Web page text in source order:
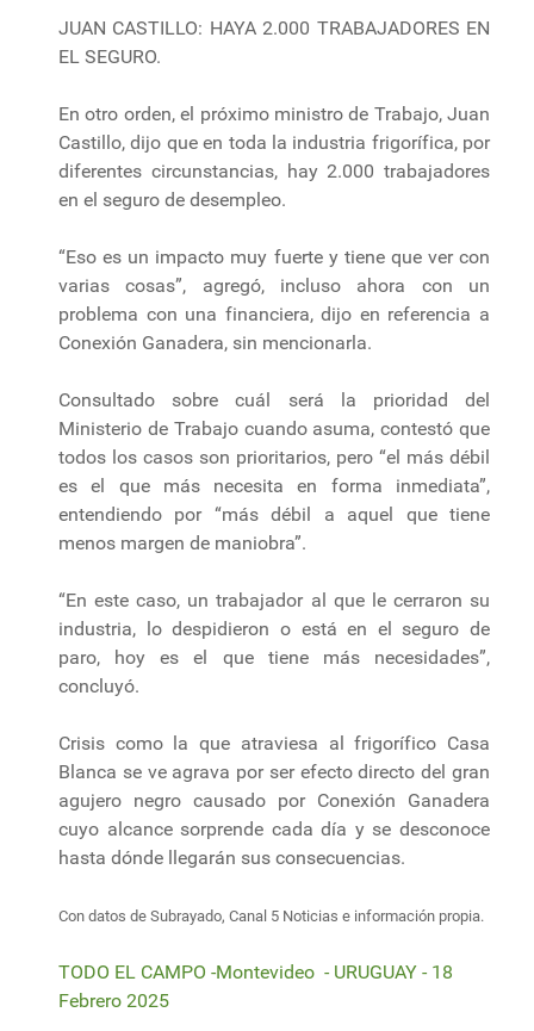
JUAN CASTILLO: HAYA 2.000 TRABAJADORES EN
EL SEGURO.
En otro orden, el próximo ministro de Trabajo, Juan
Castillo, dijo que en toda la industria frigorífica, por
diferentes circunstancias, hay 2.000 trabajadores
en el seguro de desempleo.
“Eso es un impacto muy fuerte y tiene que ver con
varias cosas”, agregó, incluso ahora con un
problema con una financiera, dijo en referencia a
Conexión Ganadera, sin mencionarla.
Consultado sobre cuál será la prioridad del
Ministerio de Trabajo cuando asuma, contestó que
todos los casos son prioritarios, pero “el más débil
es el que más necesita en forma inmediata”,
entendiendo por “más débil a aquel que tiene
menos margen de maniobra”.
“En este caso, un trabajador al que le cerraron su
industria, lo despidieron o está en el seguro de
paro, hoy es el que tiene más necesidades”,
concluyó.
Crisis como la que atraviesa al frigorífico Casa
Blanca se ve agrava por ser efecto directo del gran
agujero negro causado por Conexión Ganadera
cuyo alcance sorprende cada día y se desconoce
hasta dónde llegarán sus consecuencias.
Con datos de Subrayado, Canal 5 Noticias e información propia.
TODO EL CAMPO -Montevideo - URUGUAY - 18
Febrero 2025